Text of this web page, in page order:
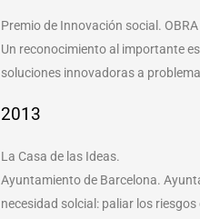
Premio de Innovación social.
Un reconocimiento al importante
soluciones innovadoras a
2013
La Casa de las Ideas.
Ayuntamiento de Barcelona.
necesidad solcial: paliar los